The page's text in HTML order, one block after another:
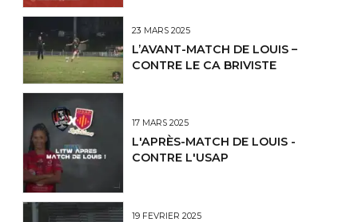
23 MARS 2025
L’AVANT-MATCH DE LOUIS –
CONTRE LE CA BRIVISTE
17 MARS 2025
L'APRÈS-MATCH DE LOUIS -
CONTRE L'USAP
19 FÉVRIER 2025